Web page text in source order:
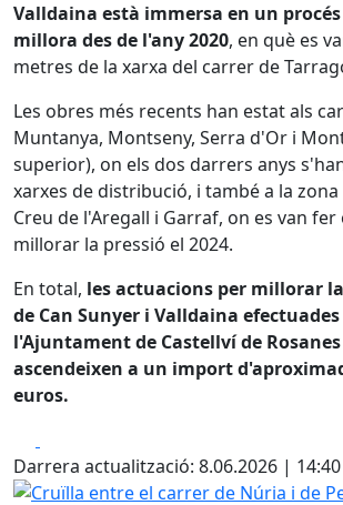
Valldaina està immersa en un
millora des de l'any 2020, en què es
metres de la xarxa del carrer de
Les obres més recents han estat als
Muntanya, Montseny, Serra d'Or i
superior), on els dos darrers anys
xarxes de distribució, i també a la zona
Creu de l'Aregall i Garraf, on es van
millorar la pressió el 2024.
En total, les actuacions per millorar
de Can Sunyer i Valldaina
l'Ajuntament de Castellví de Rosanes
ascendeixen a un import
euros.
Darrera actualització: 8.06.2026 | 14:40
Cruïlla entre el carrer de Núria i de